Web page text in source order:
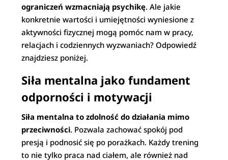
ograniczeń wzmacniają psychikę. Ale jakie
konkretnie wartości i umiejętności wyniesione z
aktywności fizycznej mogą pomóc nam w pracy,
relacjach i codziennych wyzwaniach? Odpowiedź
znajdziesz poniżej.
Siła mentalna jako fundament
odporności i motywacji
Siła mentalna to zdolność do działania mimo
przeciwności. Pozwala zachować spokój pod
presją i podnosić się po porażkach. Każdy trening
to nie tylko praca nad ciałem, ale również nad